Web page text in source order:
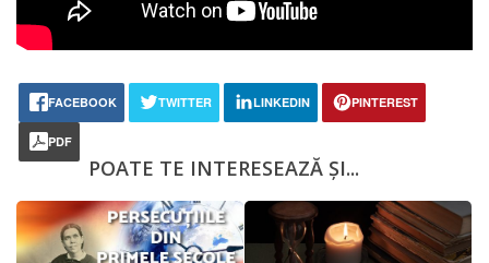
FACEBOOK TWITTER LINKEDIN PINTEREST
PDF
POATE TE INTERESEAZĂ ȘI...